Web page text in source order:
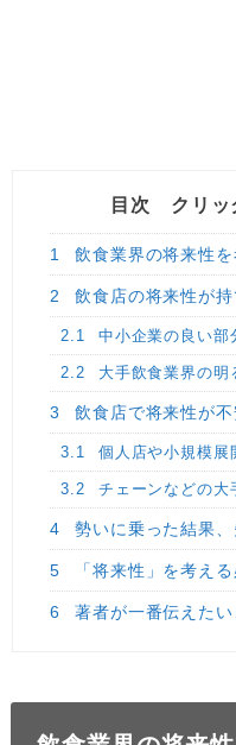
目次 クリッ
1 飲食業界の将来性を
2 飲食店の将来性が
2.1 中小企業の良い部
2.2 大手飲食業界の明
3 飲食店で将来性が
3.1 個人店や小規模展
3.2 チェーンなどの大
4 勢いに乗った結果
5 「将来性」を考え
6 著者が一番伝えたい